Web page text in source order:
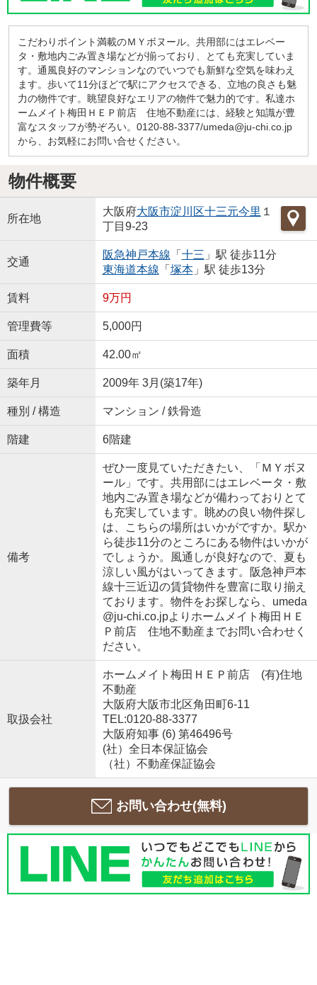
こだわりポイント満載のＭＹボヌール。共用部にはエレベー
タ・敷地内ごみ置き場などが揃っており、とても充実していま
す。通風良好のマンションなのでいつでも新鮮な空気を味わえ
ます。歩いて11分ほどで駅にアクセスできる、立地の良さも魅
力の物件です。眺望良好なエリアの物件で魅力的です。私達ホ
ームメイト梅田ＨＥＰ前店 住地不動産には、経験と知識が豊
富なスタッフが勢ぞろい。0120-88-3377/umeda@ju-chi.co.jp
から、お気軽にお問い合せください。
物件概要
所在地
大阪府大阪市淀川区十三元今里 １
丁目9-23
交通
阪急神戸本線 「 十三 」駅 徒歩11分
東海道本線 「 塚本」駅 徒歩13分
賃料 9万円
管理費等 5,000円
面積 42.00㎡
築年月 2009年 3月(築17年)
種別 / 構造 マンション / 鉄骨造
階建 6階建
備考
ぜひ一度見ていただきたい、「ＭＹボヌ
ール」です。共用部にはエレベータ・敷
地内ごみ置き場などが備わっておりとて
も充実しています。眺めの良い物件探し
は、こちらの場所はいかがですか。駅か
ら徒歩11分のところにある物件はいかが
でしょうか。風通しが良好なので、夏も
涼しい風がはいってきます。阪急神戸本
線十三近辺の賃貸物件を豊富に取り揃え
ております。物件をお探しなら、umeda
@ju-chi.co.jpよりホームメイト梅田ＨＥ
Ｐ前店 住地不動産までお問い合わせく
ださい。
取扱会社
ホームメイト梅田ＨＥＰ前店 (有)住地
不動産
大阪府大阪市北区角田町6-11
TEL:0120-88-3377
大阪府知事 (6) 第46496号
(社）全日本保証協会
（社）不動産保証協会
お問い合わせ(無料)